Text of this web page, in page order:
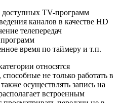
TV-программ
каналов в качестве HD
телепередач
время по таймеру и т.п.
относятся
не только работать в
осуществлять запись на
встроенным